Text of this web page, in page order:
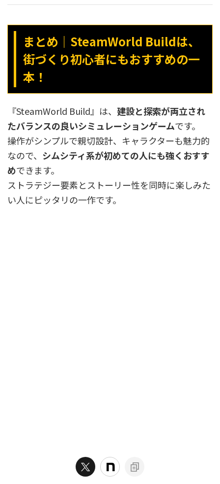
まとめ｜SteamWorld Buildは、
街づくり初心者にもおすすめの一
本！
『SteamWorld Build』は、 建設と探索が両立され
たバランスの良いシミュレーションゲームです。
操作がシンプルで親切設計、キャラクターも魅力的
なので、 シムシティ系が初めての人にも強くおすす
めできます。
ストラテジー要素とストーリー性を同時に楽しみた
い人にピッタリの一作です。